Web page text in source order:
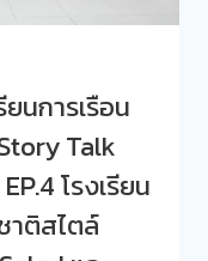
นการเรือน
Talk
โรงเรียน
าติสไตล์